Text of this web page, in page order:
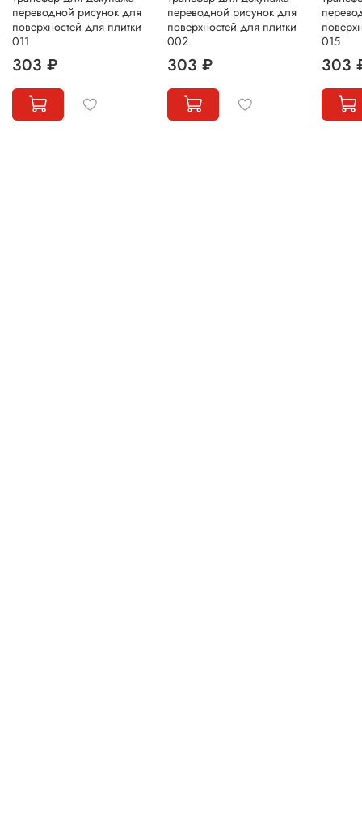
переводной рисунок для
поверхностей для плитки
011
303 ₽
переводной рисунок для
поверхностей для плитки
002
303 ₽
015
303